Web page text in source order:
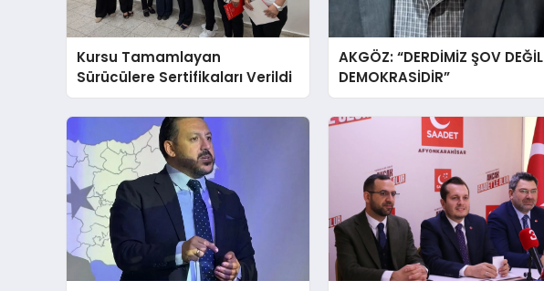
Kursu Tamamlayan
Sürücülere Sertifikaları Verildi
AKGÖZ: “DERDİMİZ ŞOV DEĞİL
DEMOKRASİDİR”